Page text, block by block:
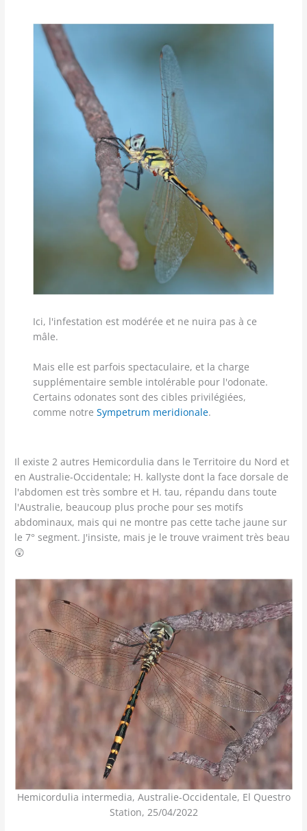
Ici, l'infestation est modérée et ne nuira pas à ce
mâle.
Mais elle est parfois spectaculaire, et la charge
supplémentaire semble intolérable pour l'odonate.
Certains odonates sont des cibles privilégiées,
comme notreSympetrum meridionale.
Il existe 2 autres Hemicordulia dans le Territoire du Nord et
en Australie-Occidentale; H. kallyste dont la face dorsale de
l'abdomen est très sombre et H. tau, répandu dans toute
l'Australie, beaucoup plus proche pour ses motifs
abdominaux, mais qui ne montre pas cette tache jaune sur
le 7° segment. J'insiste, mais je le trouve vraiment très beau
😲
Hemicordulia intermedia, Australie-Occidentale, El Questro
Station, 25/04/2022